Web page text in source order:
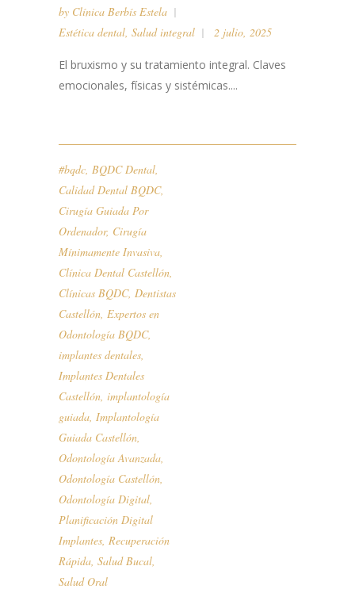
by Clínica Berbís Estela
Estética dental, Salud integral 2 julio, 2025
El bruxismo y su tratamiento integral. Claves
emocionales, físicas y sistémicas....
#bqdc, BQDC Dental,
Calidad Dental BQDC,
Cirugía Guiada Por
Ordenador, Cirugía
Mínimamente Invasiva,
Clínica Dental Castellón,
Clínicas BQDC, Dentistas
Castellón, Expertos en
Odontología BQDC,
implantes dentales,
Implantes Dentales
Castellón, implantología
guiada, Implantología
Guiada Castellón,
Odontología Avanzada,
Odontología Castellón,
Odontología Digital,
Planificación Digital
Implantes, Recuperación
Rápida, Salud Bucal,
Salud Oral